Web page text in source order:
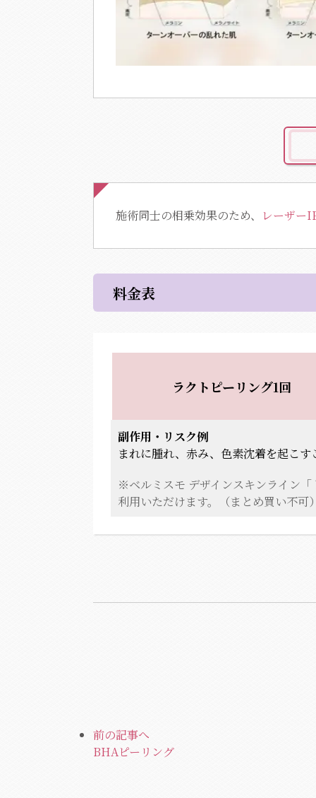
施術同士の相乗効果のため、 レーザー
料金表
ラクトピーリング1回
副作用・リスク例
まれに腫れ、赤み、色素沈着を起こす
ベルミスモ デザインスキンライン
利用いただけます。（まとめ買い不可
前の記事へ
BHAピーリング